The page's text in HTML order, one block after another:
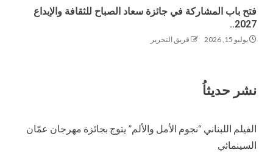
فتح باب المشاركة في جائزة سعاد الصباح للثقافة والإبداع
2027..
يوليو 15, 2026 فريق التحرير
نشر حديثاُ
الفيلم اللبناني “نجوم الأمل والألم” يتوج بجائزة مهرجان عمّان
السينمائي